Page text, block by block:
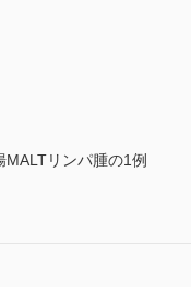
リンパ腫の1例